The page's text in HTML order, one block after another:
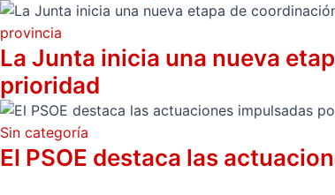
provincia
La Junta inicia una nueva
prioridad
Sin categoría
El PSOE destaca las